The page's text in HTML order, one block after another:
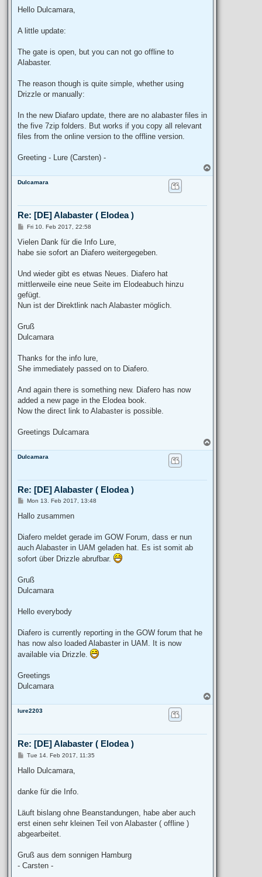
Hello Dulcamara,
A little update:
The gate is open, but you can not go offline to
Alabaster.
The reason though is quite simple, whether using
Drizzle or manually:
In the new Diafaro update, there are no alabaster files in
the five 7zip folders. But works if you copy all relevant
files from the online version to the offline version.
Greeting - Lure (Carsten) -
o
Dulcamara
Re: [DE] Alabaster ( Elodea )
P
s
Fri 10. Feb 2017, 22:58
Vielen Dank für die Info Lure,
habe sie sofort an Diafero weitergegeben.
Und wieder gibt es etwas Neues. Diafero hat
mittlerweile eine neue Seite im Elodeabuch hinzu
gefügt.
Nun ist der Direktlink nach Alabaster möglich.
Gruß
Dulcamara
Thanks for the info lure,
She immediately passed on to Diafero.
And again there is something new. Diafero has now
added a new page in the Elodea book.
Now the direct link to Alabaster is possible.
Greetings Dulcamara
o
Dulcamara
Re: [DE] Alabaster ( Elodea )
P
s
Mon 13. Feb 2017, 13:48
Hallo zusammen
Diafero meldet gerade im GOW Forum, dass er nun
auch Alabaster in UAM geladen hat. Es ist somit ab
sofort über Drizzle abrufbar.
Gruß
Dulcamara
Hello everybody
Diafero is currently reporting in the GOW forum that he
has now also loaded Alabaster in UAM. It is now
available via Drizzle.
Greetings
Dulcamara
o
lure2203
Re: [DE] Alabaster ( Elodea )
P
s
Tue 14. Feb 2017, 11:35
Hallo Dulcamara,
danke für die Info.
Läuft bislang ohne Beanstandungen, habe aber auch
erst einen sehr kleinen Teil von Alabaster ( offline )
abgearbeitet.
Gruß aus dem sonnigen Hamburg
- Carsten -